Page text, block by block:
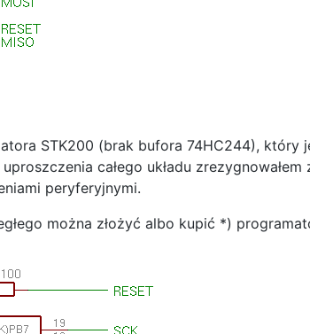
STK200 (brak bufora 74HC244), który
całego układu
peryferyjnymi.
można złożyć albo kupić *)